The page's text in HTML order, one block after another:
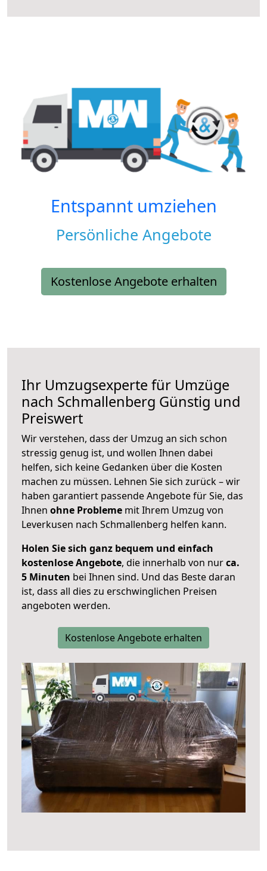
Entspannt umziehen
Persönliche Angebote
Kostenlose Angebote erhalten
Ihr Umzugsexperte für Umzüge
nach Schmallenberg Günstig und
Preiswert
Wir verstehen, dass der Umzug an sich schon
stressig genug ist, und wollen Ihnen dabei
helfen, sich keine Gedanken über die Kosten
machen zu müssen. Lehnen Sie sich zurück – wir
haben garantiert passende Angebote für Sie, das
Ihnen ohne Probleme mit Ihrem Umzug von
Leverkusen nach Schmallenberg helfen kann.
Holen Sie sich ganz bequem und einfach
kostenlose Angebote, die innerhalb von nurca.
5 Minuten bei Ihnen sind. Und das Beste daran
ist, dass all dies zu erschwinglichen Preisen
angeboten werden.
Kostenlose Angebote erhalten